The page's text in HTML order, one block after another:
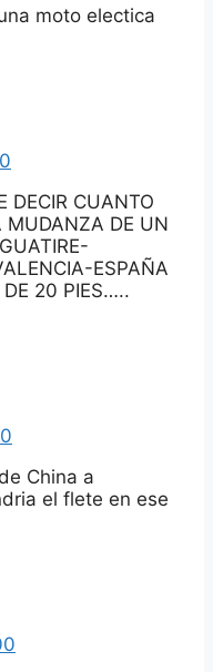
moto electica
DECIR CUANTO
MUDANZA DE UN
ESPAÑA
DE 20 PIES…..
China a
el flete en ese